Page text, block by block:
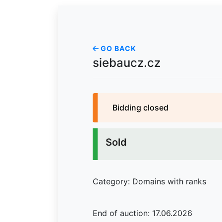
GO BACK
siebaucz.cz
Bidding closed
Sold
Category: Domains with ranks
End of auction: 17.06.2026